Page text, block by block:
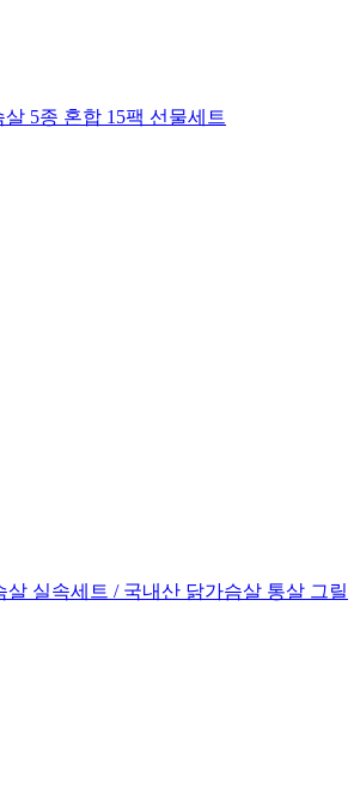
5종 혼합 15팩 선물세트
살 실속세트 / 국내산 닭가슴살 통살 그릴